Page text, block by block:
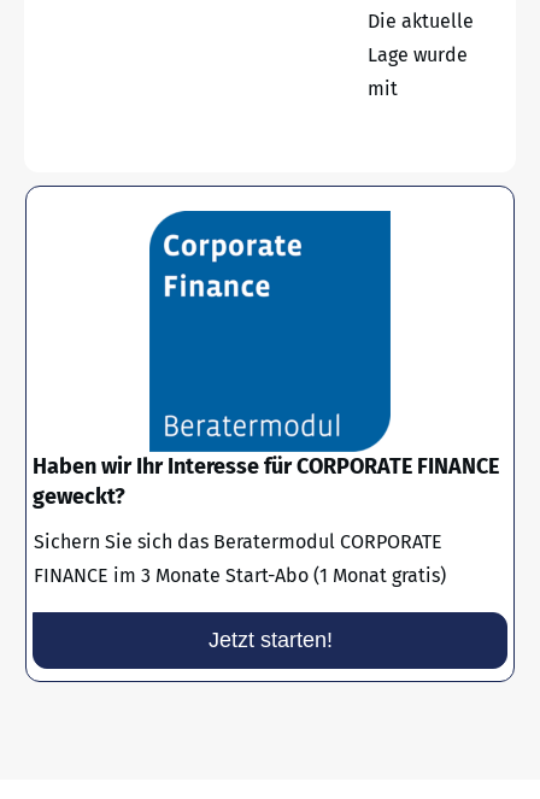
Die aktuelle
Lage wurde
mit
Haben wir Ihr Interesse für CORPORATE FINANCE
geweckt?
Sichern Sie sich das Beratermodul CORPORATE
FINANCE im 3 Monate Start-Abo (1 Monat gratis)
Jetzt starten!